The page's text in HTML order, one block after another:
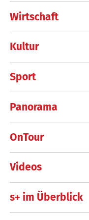
Wirtschaft
Kultur
Sport
Panorama
OnTour
Videos
s+ im Überblick